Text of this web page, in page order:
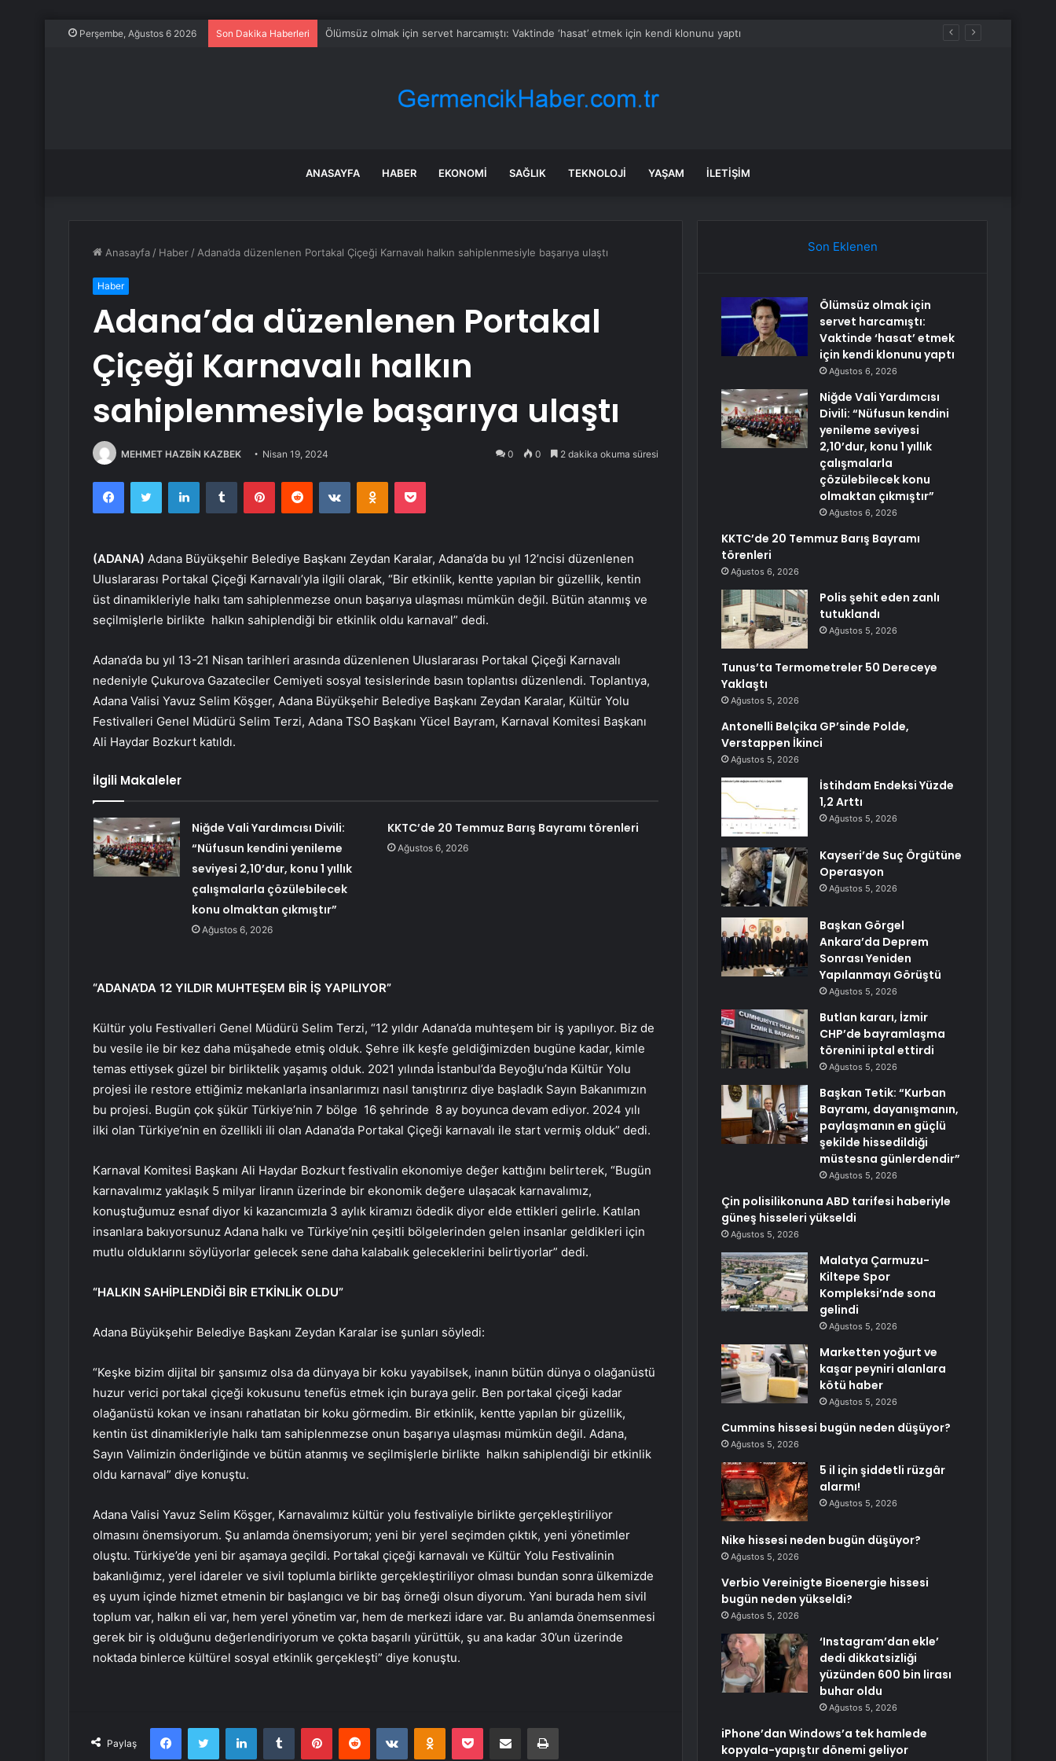
Perşembe, Ağustos 6 2026 Son Dakika Haberleri
ANASAYFA HABER EKONOMI SAĞLIK TEKNOLOJI YAŞAM İLETIŞIM
Anasayfa / Haber / Adana’da düzenlenen Portakal Çiçeği Karnavalı halkın sahiplenmesiyle başarıya ulaştı
Haber
Adana’da düzenlenen Portakal
Çiçeği Karnavalı halkın
sahiplenmesiyle başarıya ulaştı
MEHMET HAZBİN KAZBEK Nisan 19, 2024 0 0 2 dakika okuma süresi
FacebookTwitter LinkedInTumblr PinterestReddit VKontakteOdnoklassniki
Pocket
(ADANA) Adana Büyükşehir Belediye Başkanı Zeydan Karalar, Adana’da bu yıl 12’ncisi düzenlenen
Uluslararası Portakal Çiçeği Karnavalı’yla ilgili olarak, “Bir etkinlik, kentte yapılan bir güzellik, kentin
üst dinamikleriyle halkı tam sahiplenmezse onun başarıya ulaşması mümkün değil. Bütün atanmış ve
seçilmişlerle birlikte halkın sahiplendiği bir etkinlik oldu karnaval” dedi.
Adana’da bu yıl 13-21 Nisan tarihleri arasında düzenlenen Uluslararası Portakal Çiçeği Karnavalı
nedeniyle Çukurova Gazateciler Cemiyeti sosyal tesislerinde basın toplantısı düzenlendi. Toplantıya,
Adana Valisi Yavuz Selim Köşger, Adana Büyükşehir Belediye Başkanı Zeydan Karalar, Kültür Yolu
Festivalleri Genel Müdürü Selim Terzi, Adana TSO Başkanı Yücel Bayram, Karnaval Komitesi Başkanı
Ali Haydar Bozkurt katıldı.
İlgili Makaleler
Niğde Vali Yardımcısı Divili:
“Nüfusun kendini yenileme
seviyesi 2,10’dur, konu 1 yıllık
çalışmalarla çözülebilecek
konu olmaktan çıkmıştır”
Ağustos 6, 2026
KKTC’de 20 Temmuz Barış Bayramı törenleri
Ağustos 6, 2026
“ADANA’DA 12 YILDIR MUHTEŞEM BİR İŞ YAPILIYOR”
Kültür yolu Festivalleri Genel Müdürü Selim Terzi, “12 yıldır Adana’da muhteşem bir iş yapılıyor. Biz de
bu vesile ile bir kez daha müşahede etmiş olduk. Şehre ilk keşfe geldiğimizden bugüne kadar, kimle
temas ettiysek güzel bir birliktelik yaşamış olduk. 2021 yılında İstanbul’da Beyoğlu’nda Kültür Yolu
projesi ile restore ettiğimiz mekanlarla insanlarımızı nasıl tanıştırırız diye başladık Sayın Bakanımızın
bu projesi. Bugün çok şükür Türkiye’nin 7 bölge 16 şehrinde 8 ay boyunca devam ediyor. 2024 yılı
ilki olan Türkiye’nin en özellikli ili olan Adana’da Portakal Çiçeği karnavalı ile start vermiş olduk” dedi.
Karnaval Komitesi Başkanı Ali Haydar Bozkurt festivalin ekonomiye değer kattığını belirterek, “Bugün
karnavalımız yaklaşık 5 milyar liranın üzerinde bir ekonomik değere ulaşacak karnavalımız,
konuştuğumuz esnaf diyor ki kazancımızla 3 aylık kiramızı ödedik diyor elde ettikleri gelirle. Katılan
insanlara bakıyorsunuz Adana halkı ve Türkiye’nin çeşitli bölgelerinden gelen insanlar geldikleri için
mutlu olduklarını söylüyorlar gelecek sene daha kalabalık geleceklerini belirtiyorlar” dedi.
“HALKIN SAHİPLENDİĞİ BİR ETKİNLİK OLDU”
Adana Büyükşehir Belediye Başkanı Zeydan Karalar ise şunları söyledi:
“Keşke bizim dijital bir şansımız olsa da dünyaya bir koku yayabilsek, inanın bütün dünya o olağanüstü
huzur verici portakal çiçeği kokusunu tenefüs etmek için buraya gelir. Ben portakal çiçeği kadar
olağanüstü kokan ve insanı rahatlatan bir koku görmedim. Bir etkinlik, kentte yapılan bir güzellik,
kentin üst dinamikleriyle halkı tam sahiplenmezse onun başarıya ulaşması mümkün değil. Adana,
Sayın Valimizin önderliğinde ve bütün atanmış ve seçilmişlerle birlikte halkın sahiplendiği bir etkinlik
oldu karnaval” diye konuştu.
Adana Valisi Yavuz Selim Köşger, Karnavalımız kültür yolu festivaliyle birlikte gerçekleştiriliyor
olmasını önemsiyorum. Şu anlamda önemsiyorum; yeni bir yerel seçimden çıktık, yeni yönetimler
oluştu. Türkiye’de yeni bir aşamaya geçildi. Portakal çiçeği karnavalı ve Kültür Yolu Festivalinin
bakanlığımız, yerel idareler ve sivil toplumla birlikte gerçekleştiriliyor olması bundan sonra ülkemizde
eş uyum içinde hizmet etmenin bir başlangıcı ve bir baş örneği olsun diyorum. Yani burada hem sivil
toplum var, halkın eli var, hem yerel yönetim var, hem de merkezi idare var. Bu anlamda önemsenmesi
gerek bir iş olduğunu değerlendiriyorum ve çokta başarılı yürüttük, şu ana kadar 30’un üzerinde
noktada binlerce kültürel sosyal etkinlik gerçekleşti” diye konuştu.
Paylaş
FacebookTwitter LinkedInTumblr PinterestReddit VKontakteOdnoklassniki
Pocket E-Posta ile paylaş Yazdır
Son Eklenen
Ölümsüz olmak için
servet harcamıştı:
Vaktinde ‘hasat’ etmek
için kendi klonunu yaptı
Ağustos 6, 2026
Niğde Vali Yardımcısı
Divili: “Nüfusun kendini
yenileme seviyesi
2,10’dur, konu 1 yıllık
çalışmalarla
çözülebilecek konu
olmaktan çıkmıştır”
Ağustos 6, 2026
KKTC’de 20 Temmuz Barış Bayramı
törenleri
Ağustos 6, 2026
Polis şehit eden zanlı
tutuklandı
Ağustos 5, 2026
Tunus’ta Termometreler 50 Dereceye
Yaklaştı
Ağustos 5, 2026
Antonelli Belçika GP’sinde Polde,
Verstappen İkinci
Ağustos 5, 2026
İstihdam Endeksi Yüzde
1,2 Arttı
Ağustos 5, 2026
Kayseri’de Suç Örgütüne
Operasyon
Ağustos 5, 2026
Başkan Görgel
Ankara’da Deprem
Sonrası Yeniden
Yapılanmayı Görüştü
Ağustos 5, 2026
Butlan kararı, İzmir
CHP’de bayramlaşma
törenini iptal ettirdi
Ağustos 5, 2026
Başkan Tetik: “Kurban
Bayramı, dayanışmanın,
paylaşmanın en güçlü
şekilde hissedildiği
müstesna günlerdendir”
Ağustos 5, 2026
Çin polisilikonuna ABD tarifesi haberiyle
güneş hisseleri yükseldi
Ağustos 5, 2026
Malatya Çarmuzu-
Kiltepe Spor
Kompleksi’nde sona
gelindi
Ağustos 5, 2026
Marketten yoğurt ve
kaşar peyniri alanlara
kötü haber
Ağustos 5, 2026
Cummins hissesi bugün neden düşüyor?
Ağustos 5, 2026
5 il için şiddetli rüzgâr
alarmı!
Ağustos 5, 2026
Nike hissesi neden bugün düşüyor?
Ağustos 5, 2026
Verbio Vereinigte Bioenergie hissesi
bugün neden yükseldi?
Ağustos 5, 2026
‘Instagram’dan ekle’
dedi dikkatsizliği
yüzünden 600 bin lirası
buhar oldu
Ağustos 5, 2026
iPhone’dan Windows’a tek hamlede
kopyala-yapıştır dönemi geliyor